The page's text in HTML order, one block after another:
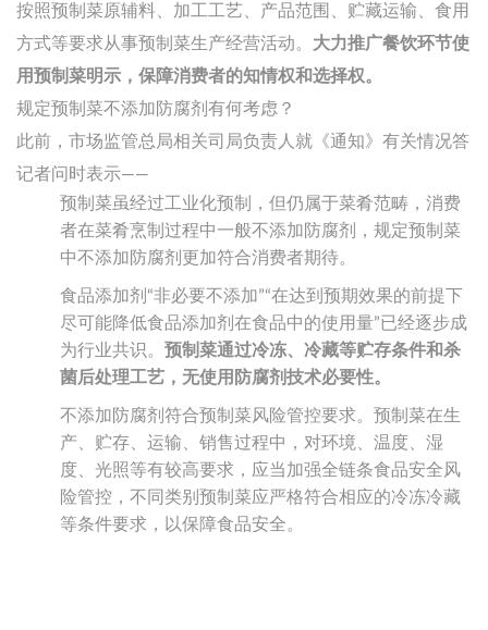
按照预制菜原辅料、加工工艺、产品范围、贮藏运输、食用
方式等要求从事预制菜生产经营活动。 大力推广餐饮环节使
用预制菜明示，保障消费者的知情权和选择权。
规定预制菜不添加防腐剂有何考虑？
此前，市场监管总局相关司局负责人就《通知》有关情况答
记者问时表示——
预制菜虽经过工业化预制，但仍属于菜肴范畴，消费
者在菜肴烹制过程中一般不添加防腐剂，规定预制菜
中不添加防腐剂更加符合消费者期待。
食品添加剂“非必要不添加”“在达到预期效果的前提下
尽可能降低食品添加剂在食品中的使用量”已经逐步成
为行业共识。 预制菜通过冷冻、冷藏等贮存条件和杀
菌后处理工艺，无使用防腐剂技术必要性。
不添加防腐剂符合预制菜风险管控要求。预制菜在生
产、贮存、运输、销售过程中，对环境、温度、湿
度、光照等有较高要求，应当加强全链条食品安全风
险管控，不同类别预制菜应严格符合相应的冷冻冷藏
等条件要求，以保障食品安全。